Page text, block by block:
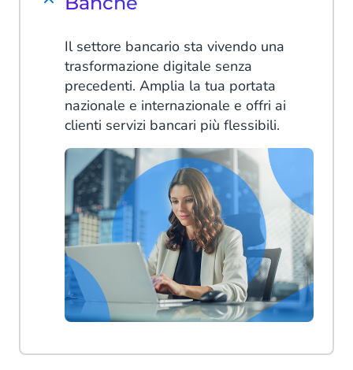
Il settore bancario sta vivendo una
trasformazione digitale senza
precedenti. Amplia la tua portata
nazionale e internazionale e offri ai
clienti servizi bancari più flessibili.